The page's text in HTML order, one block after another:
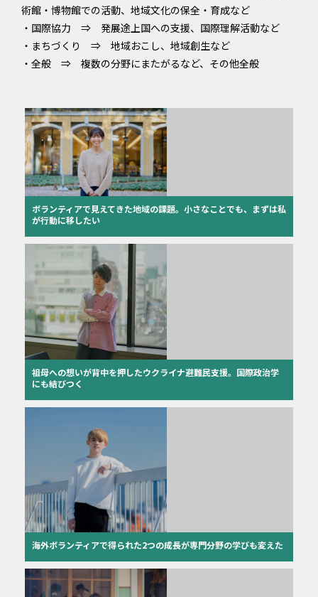
術館・博物館での活動、地域文化の保全・育成など
・国際協力 ⇒ 発展途上国への支援、国際理解活動など
・まちづくり ⇒ 地域おこし、地域創生など
・全般 ⇒ 複数の分野にまたがるなど、その他全般
ボランティアで見えてきた地域の課題。小さなことでも、まずは私
が行動に移したい
祖母への想いが背中を押したウクライナ避難民支援。国際政治学
にも結びつく
海外ボランティアで得られた2つの成長が専門分野の学びも変えた